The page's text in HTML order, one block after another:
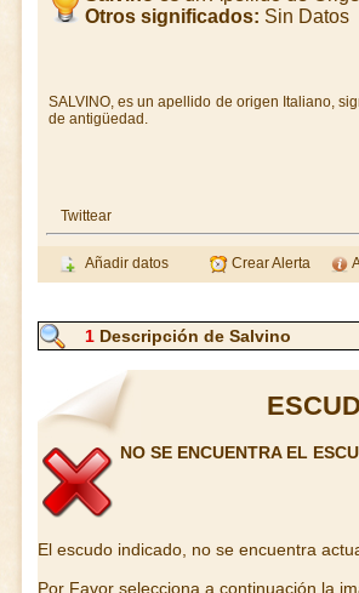
Otros significados: Sin Datos
SALVINO, es un apellido de origen Italiano,
de antigüedad.
Twittear
Añadir datos Crear Alerta
1 Descripción de Salvino
NO SE ENCUENTRA EL
El escudo indicado, no se encuentra
Por Favor selecciona a continuación la